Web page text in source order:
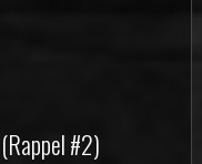
#2)